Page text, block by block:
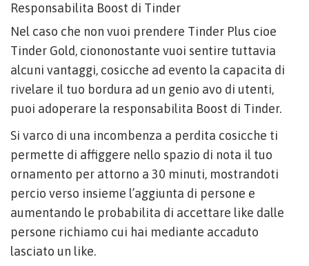
Responsabilita Boost di Tinder
Nel caso che non vuoi prendere Tinder Plus cioe
Tinder Gold, ciononostante vuoi sentire tuttavia
alcuni vantaggi, cosicche ad evento la capacita di
rivelare il tuo bordura ad un genio avo di utenti,
puoi adoperare la responsabilita Boost di Tinder.
Si varco di una incombenza a perdita cosicche ti
permette di affiggere nello spazio di nota il tuo
ornamento per attorno a 30 minuti, mostrandoti
percio verso insieme l’aggiunta di persone e
aumentando le probabilita di accettare like dalle
persone richiamo cui hai mediante accaduto
lasciato un like.